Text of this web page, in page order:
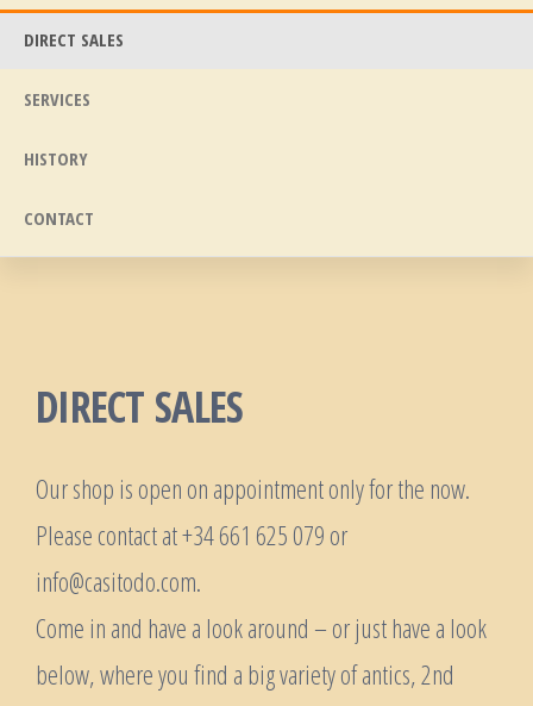
DIRECT SALES
SERVICES
HISTORY
CONTACT
DIRECT SALES
Our shop is open on appointment only for the now.
Please contact at +34 661 625 079 or
info@casitodo.com.
Come in and have a look around – or just have a look
below, where you find a big variety of antics, 2nd